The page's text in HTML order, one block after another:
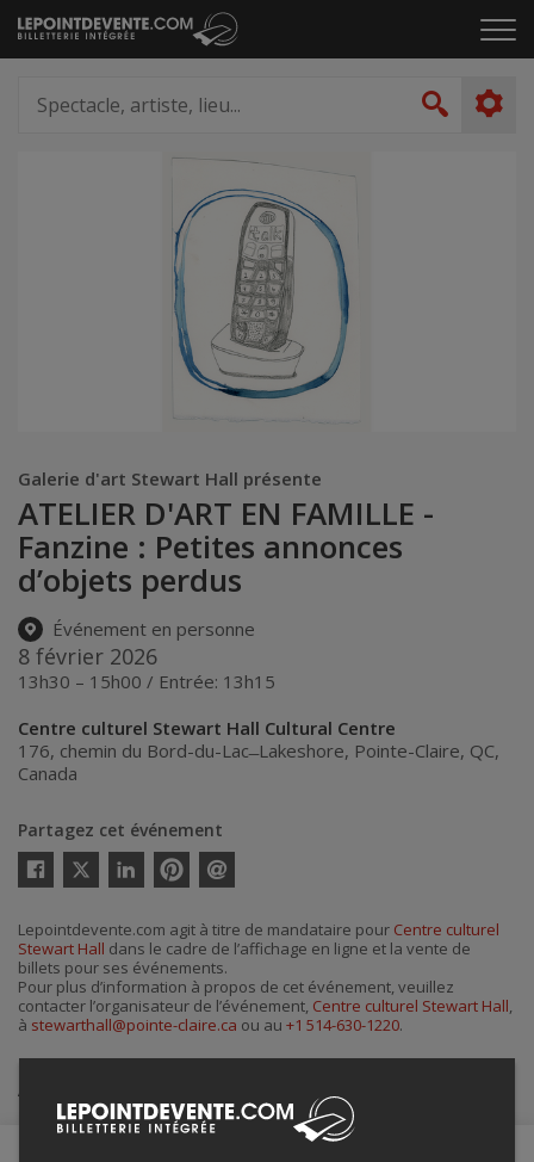
Passer
au
le
artiste,
lieu...
Galerie d'art Stewart Hall présente
ATELIER D'ART EN FAMILLE -
Fanzine : Petites annonces
d’objets perdus
Événement en personne
8 février 2026
13h30 – 15h00 / Entrée: 13h15
Centre culturel Stewart Hall Cultural Centre
176, chemin du Bord-du-Lac ̶ Lakeshore, Pointe-Claire, QC,
Canada
Partagez cet événement
Twitter
courriel
Lepointdevente.com agit à titre de mandataire pour Centre culturel
Stewart Hall dans le cadre de l’affichage en ligne et la vente de
billets pour ses événements.
Pour plus d’information à propos de cet événement, veuillez
contacter l’organisateur de l’événement, Centre culturel Stewart Hall,
à stewarthall@pointe-claire.ca ou au +1 514-630-1220.
Achat de billets